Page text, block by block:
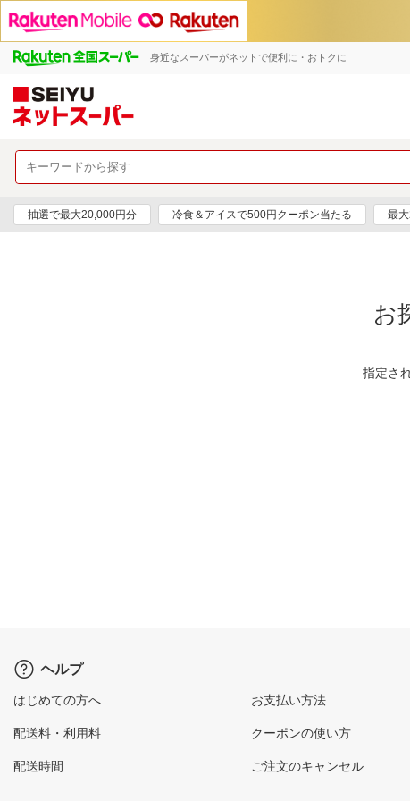
身近なスーパーがネットで便利に・おトクに
抽選で最大20,000円分 冷食＆アイスで500円クーポン当たる 最
お
指定さ
ヘルプ
はじめての方へ
配送料・利用料
配送時間
お支払い方法
クーポンの使い方
ご注文のキャンセル